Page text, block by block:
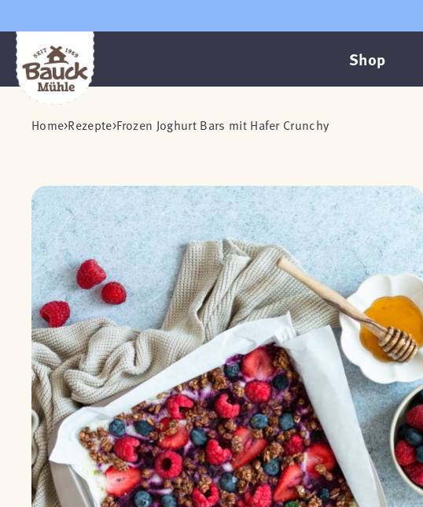
Shop
Home Rezepte Frozen Joghurt Bars mit Hafer Crunchy